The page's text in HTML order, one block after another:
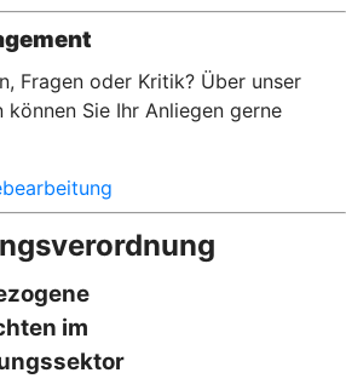
Fragen oder Kritik? Über unser
Sie Ihr Anliegen gerne
im